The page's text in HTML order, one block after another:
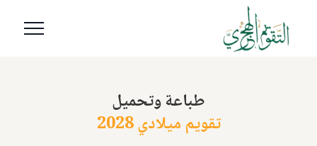
طباعة وتحميل
تقويم ميلادي 2028